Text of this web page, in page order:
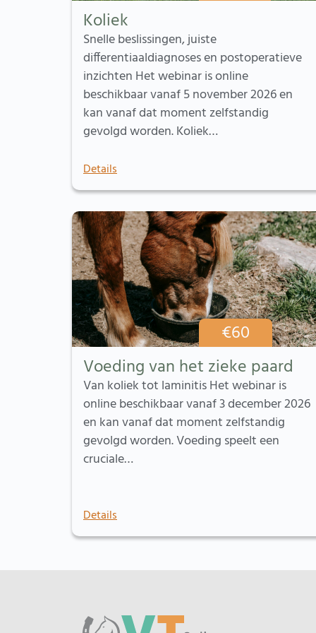
Koliek
Snelle beslissingen, juiste
differentiaaldiagnoses en postoperatieve
inzichten Het webinar is online
beschikbaar vanaf 5 november 2026 en
kan vanaf dat moment zelfstandig
gevolgd worden. Koliek…
Details
€60
Voeding van het zieke paard
Van koliek tot laminitis Het webinar is
online beschikbaar vanaf 3 december 2026
en kan vanaf dat moment zelfstandig
gevolgd worden. Voeding speelt een
cruciale…
Details